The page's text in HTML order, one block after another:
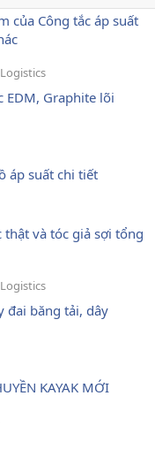
của Công tắc áp suất
EDM, Graphite lõi
áp suất chi tiết
thật và tóc giả sợi tổng
đai băng tải, dây
KAYAK MỚI